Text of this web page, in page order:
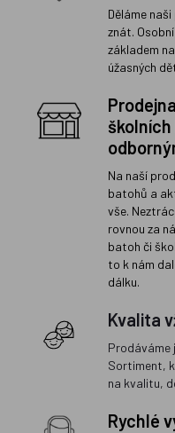
Děláme
znát.
základem
úžasných
Na naší
batohů a
vše.
rovnou za
batoh či
to k nám
dálku.
Kvalita
Prodáváme
Sortiment,
na kvalitu,
Rychlé